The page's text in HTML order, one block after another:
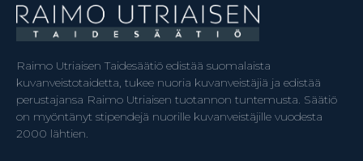
Raimo Utriaisen Taidesäätiö edistää suomalaista
kuvanveistotaidetta, tukee nuoria kuvanveistäjiä ja edistää
perustajansa Raimo Utriaisen tuotannon tuntemusta. Säätiö
on myöntänyt stipendejä nuorille kuvanveistäjille vuodesta
2000 lähtien.